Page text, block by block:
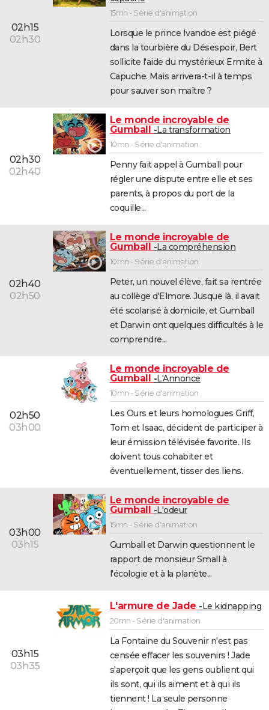
02h15
02h30
15mn - Série d'animation
Lorsque le prince Ivandoe est piégé
dans la tourbière du Désespoir, Bert
sollicite l'aide du mystérieux Ermite à
Capuche. Mais arrivera-t-il à temps
pour sauver son maître ?
02h30
02h40
Le monde incroyable de
Gumball
La transformation
10mn - Série d'animation
Penny fait appel à Gumball pour
régler une dispute entre elle et ses
parents, à propos du port de la
coquille...
02h40
02h50
Le monde incroyable de
Gumball
La compréhension
10mn - Série d'animation
Peter, un nouvel élève, fait sa rentrée
au collège d'Elmore. Jusque là, il avait
été scolarisé à domicile, et Gumball
et Darwin ont quelques difficultés à le
comprendre...
02h50
03h00
Le monde incroyable de
Gumball
L'Annonce
10mn - Série d'animation
Les Ours et leurs homologues Griff,
Tom et Isaac, décident de participer à
leur émission télévisée favorite. Ils
doivent tous cohabiter et
éventuellement, tisser des liens.
03h00
03h15
Le monde incroyable de
Gumball
L'odeur
15mn - Série d'animation
Gumball et Darwin questionnent le
rapport de monsieur Small à
l'écologie et à la planète...
03h15
03h35
L'armure de Jade Le kidnapping
20mn - Série d'animation
La Fontaine du Souvenir n'est pas
censée effacer les souvenirs ! Jade
s'aperçoit que les gens oublient qui
ils sont, qui ils aiment et à qui ils
tiennent ! La seule personne